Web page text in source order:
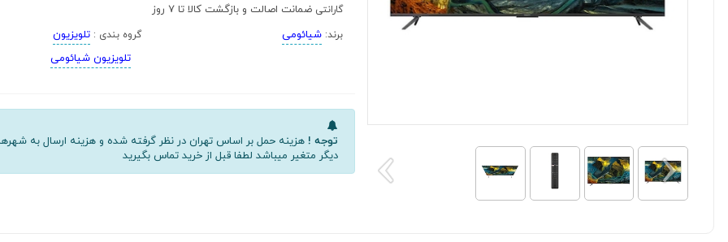
گارانتی ضمانت اصالت و بازگشت کالا تا 7 روز
برند:شیائومی گروه بندی :تلویزیون
تلویزیون شیائومی
توجه ! هزینه حمل بر اساس تهران در نظر گرفته شده و هزینه ارسال به
دیگر متغیر میباشد لطفا قبل از خرید تماس بگیرید